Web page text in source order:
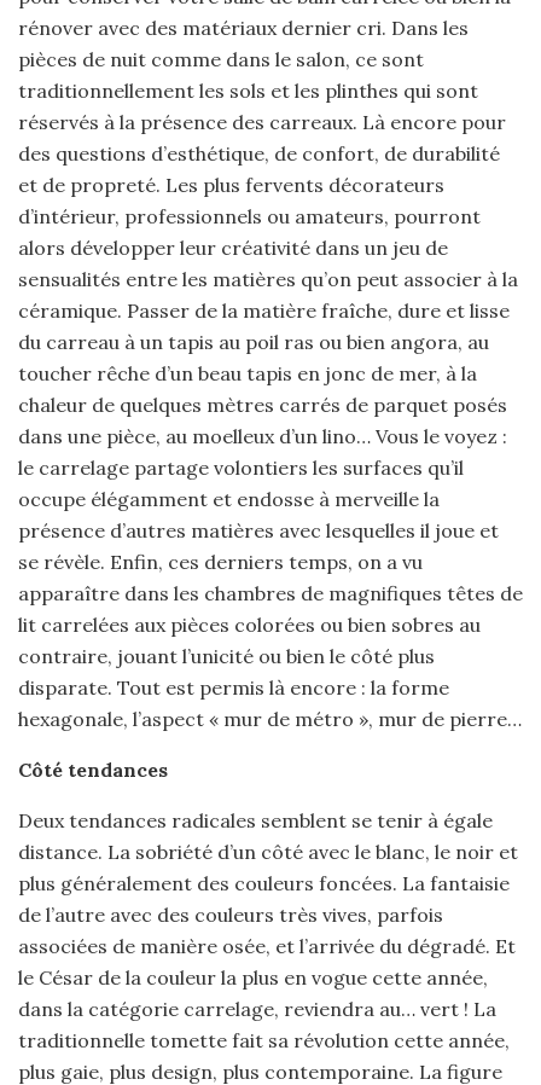
rénover avec des matériaux dernier cri. Dans les
pièces de nuit comme dans le salon, ce sont
traditionnellement les sols et les plinthes qui sont
réservés à la présence des carreaux. Là encore pour
des questions d’esthétique, de confort, de durabilité
et de propreté. Les plus fervents décorateurs
d’intérieur, professionnels ou amateurs, pourront
alors développer leur créativité dans un jeu de
sensualités entre les matières qu’on peut associer à la
céramique. Passer de la matière fraîche, dure et lisse
du carreau à un tapis au poil ras ou bien angora, au
toucher rêche d’un beau tapis en jonc de mer, à la
chaleur de quelques mètres carrés de parquet posés
dans une pièce, au moelleux d’un lino… Vous le voyez :
le carrelage partage volontiers les surfaces qu’il
occupe élégamment et endosse à merveille la
présence d’autres matières avec lesquelles il joue et
se révèle. Enfin, ces derniers temps, on a vu
apparaître dans les chambres de magnifiques têtes de
lit carrelées aux pièces colorées ou bien sobres au
contraire, jouant l’unicité ou bien le côté plus
disparate. Tout est permis là encore : la forme
hexagonale, l’aspect « mur de métro », mur de pierre…
Côté tendances
Deux tendances radicales semblent se tenir à égale
distance. La sobriété d’un côté avec le blanc, le noir et
plus généralement des couleurs foncées. La fantaisie
de l’autre avec des couleurs très vives, parfois
associées de manière osée, et l’arrivée du dégradé. Et
le César de la couleur la plus en vogue cette année,
dans la catégorie carrelage, reviendra au… vert ! La
traditionnelle tomette fait sa révolution cette année,
plus gaie, plus design, plus contemporaine. La figure